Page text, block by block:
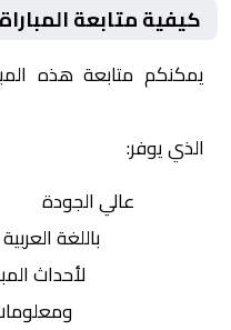
كيفية متابعة المباراة
يمكنكم متابعة هذه
الذي يوفر:
عالي الجودة
باللغة العربية
لأحداث